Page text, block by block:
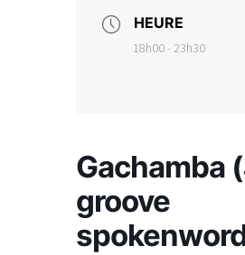
HEURE
18h00 - 23h30
Gachamba
groove